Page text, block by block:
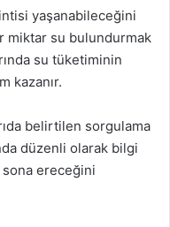
yaşanabileceğini
miktar su bulundurmak
su tüketiminin
kazanır.
belirtilen sorgulama
düzenli olarak bilgi
ereceğini